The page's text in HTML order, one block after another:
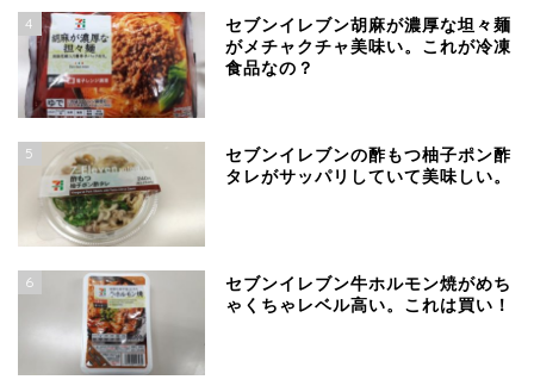
4
セブンイレブン胡麻が濃厚な坦々麺
がメチャクチャ美味い。これが冷凍
食品なの？
5
セブンイレブンの酢もつ柚子ポン酢
タレがサッパリしていて美味しい。
6
セブンイレブン牛ホルモン焼がめち
ゃくちゃレベル高い。これは買い！